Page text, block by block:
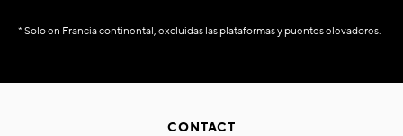
* Solo en Francia continental, excluidas las plataformas y puentes elevadores.
CONTACT